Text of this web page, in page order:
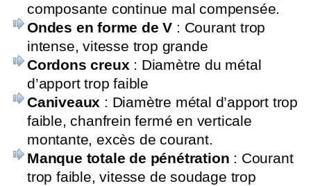
composante continue mal compensée.
Ondes en forme de V : Courant trop
intense, vitesse trop grande
Cordons creux : Diamètre du métal
d’apport trop faible
Caniveaux : Diamètre métal d’apport trop
faible, chanfrein fermé en verticale
montante, excès de courant.
Manque totale de pénétration : Courant
trop faible, vitesse de soudage trop